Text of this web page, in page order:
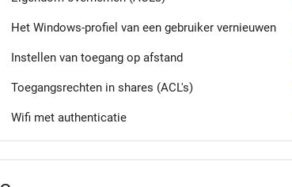
Het Windows-profiel van een gebruiker vernieuwen
Instellen van toegang op afstand
Toegangsrechten in shares (ACL's)
Wifi met authenticatie